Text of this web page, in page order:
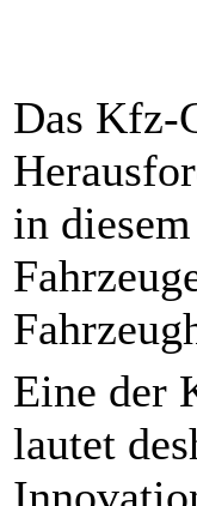
Das Kfz-
in
Eine der
lautet